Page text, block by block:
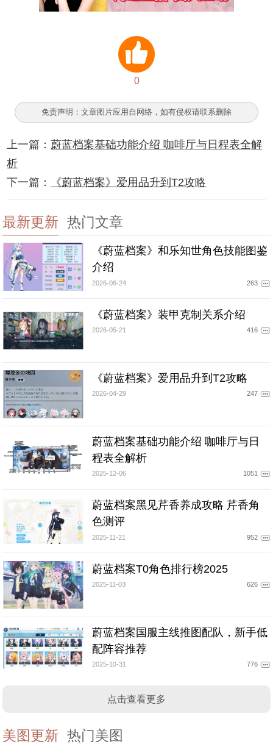
0
免责声明：文章图片应用自网络，如有侵权请联系删除
上一篇：蔚蓝档案基础功能介绍 咖啡厅与日程表全解
析
下一篇：
《蔚蓝档案》爱用品升到T2攻略
最新更新 热门文章
《蔚蓝档案》和乐知世角色技能图鉴
介绍
2026-06-24 263
《蔚蓝档案》装甲克制关系介绍
2026-05-21 416
《蔚蓝档案》爱用品升到T2攻略
2026-04-29 247
蔚蓝档案基础功能介绍 咖啡厅与日
程表全解析
2025-12-06 1051
蔚蓝档案黑见芹香养成攻略 芹香角
色测评
2025-11-21 952
蔚蓝档案T0角色排行榜2025
2025-11-03 626
蔚蓝档案国服主线推图配队，新手低
配阵容推荐
2025-10-31 776
点击查看更多
美图更新 热门美图